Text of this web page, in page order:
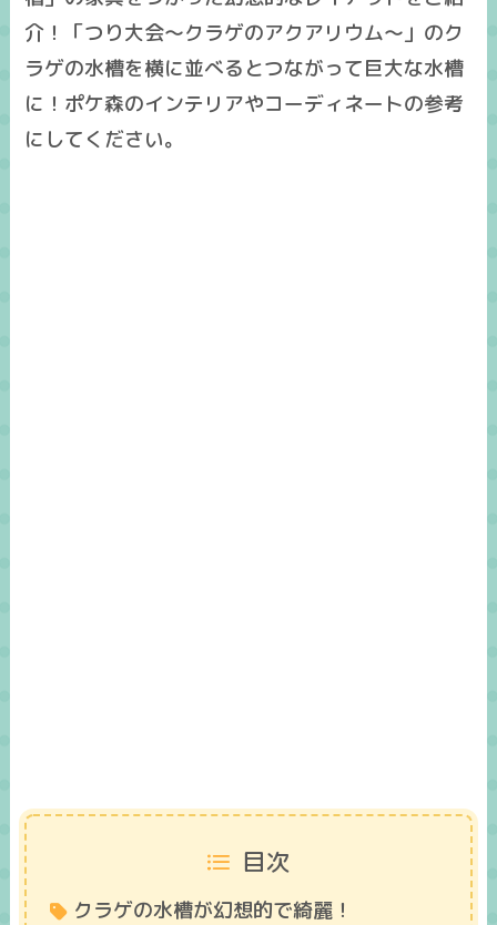
介！「つり大会～クラゲのアクアリウム～」のク
ラゲの水槽を横に並べるとつながって巨大な水槽
に！ポケ森のインテリアやコーディネートの参考
にしてください。
目次
クラゲの水槽が幻想的で綺麗！